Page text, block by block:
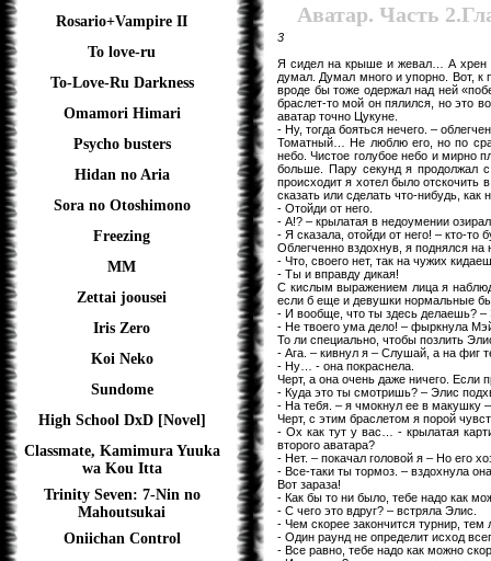
Rosario+Vampire II
To love-ru
To-Love-Ru Darkness
Omamori Himari
Psycho busters
Hidan no Aria
Sora no Otoshimono
Freezing
ММ
Zettai joousei
Iris Zero
Koi Neko
Sundome
High School DxD [Novel]
Classmate, Kamimura Yuuka
wa Kou Itta
Trinity Seven: 7-Nin no
Mahoutsukai
Oniichan Control
Аватар. Часть
3
Я сидел на крыше и жевал… А хрен
думал. Думал много и упорно. Вот, к
вроде бы тоже одержал над ней
браслет-то мой он пялился, но это
аватар точно Цукуне.
- Ну, тогда бояться нечего. –
Томатный… Не люблю его, но по
небо. Чистое голубое небо и мирно
больше. Пару секунд я продолжал
происходит я хотел было
сказать или сделать что-нибудь, как
- Отойди от него.
- А!? – крылатая в недоумении
- Я сказала, отойди от него! – кто-то
Облегченно вздохнув, я поднялся на
- Что, своего нет, так на чужих
- Ты и вправду дикая!
С кислым выражением лица я
если б еще и девушки нормальные
- И вообще, что ты здесь делаешь? –
- Не твоего ума дело! – фыркнула
То ли специально, чтобы позлить
- Ага. – кивнул я – Слушай, а на фиг
- Ну… - она покраснела.
Черт, а она очень даже ничего. Если
- Куда это ты смотришь? – Элис
- На тебя. – я чмокнул ее в макушку
Черт, с этим браслетом я порой
- Ох как тут у вас… - крылатая
второго аватара?
- Нет. – покачал головой я – Но его
- Все-таки ты тормоз. – вздохнула
Вот зараза!
- Как бы то ни было, тебе надо как
- С чего это вдруг? – встряла Элис.
- Чем скорее закончится турнир, тем
- Один раунд не определит исход
- Все равно, тебе надо как можно